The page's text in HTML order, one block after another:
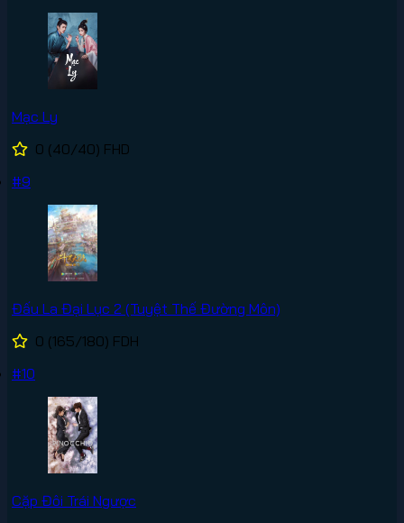
Mạc Ly
0 (40/40) FHD
#9
Đấu La Đại Lục 2 (Tuyệt Thế Đường Môn)
0 (165/180) FDH
#10
Cặp Đôi Trái Ngược